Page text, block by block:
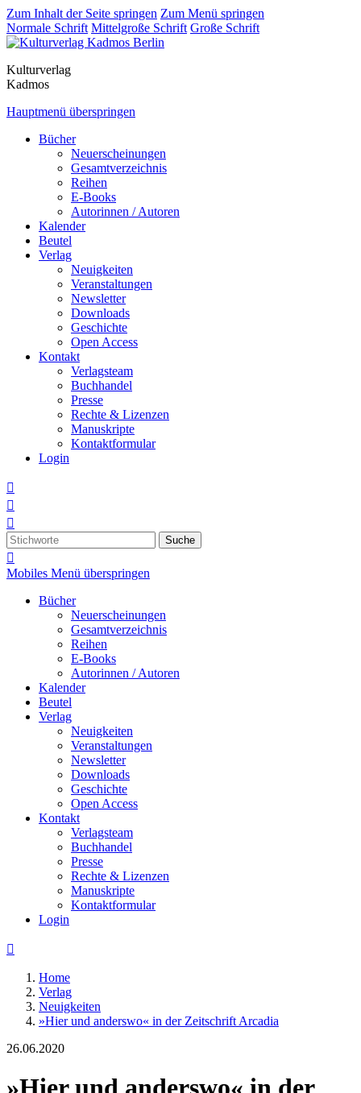
Zum Inhalt der Seite springen Zum Menü springen
Normale Schrift Mittelgroße Schrift Große Schrift
Kulturverlag
Kadmos
Hauptmenü überspringen
Bücher
Neuerscheinungen
Gesamtverzeichnis
Reihen
E-Books
Autorinnen / Autoren
Kalender
Beutel
Verlag
Neuigkeiten
Veranstaltungen
Newsletter
Downloads
Geschichte
Open Access
Kontakt
Verlagsteam
Buchhandel
Presse
Rechte & Lizenzen
Manuskripte
Kontaktformular
Login



Suche

Mobiles Menü überspringen
Bücher
Neuerscheinungen
Gesamtverzeichnis
Reihen
E-Books
Autorinnen / Autoren
Kalender
Beutel
Verlag
Neuigkeiten
Veranstaltungen
Newsletter
Downloads
Geschichte
Open Access
Kontakt
Verlagsteam
Buchhandel
Presse
Rechte & Lizenzen
Manuskripte
Kontaktformular
Login

Home
Verlag
Neuigkeiten
»Hier und anderswo« in der Zeitschrift Arcadia
26.06.2020